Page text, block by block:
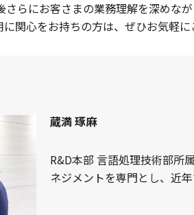
らにお客さまの業務理解を深めな
関心をお持ちの方は、ぜひお気軽に
蔵満 琢麻
R&D本部 言語処理技術部所
ネジメントを専門とし、近